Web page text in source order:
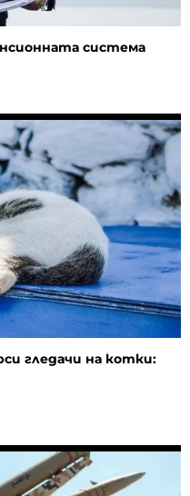
система
гледачи на котки: